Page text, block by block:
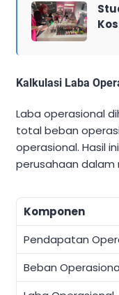
Kalkulasi Laba
Laba operasional
total beban
operasional. Hasil
perusahaan dalam
Komponen
Pendapatan
Beban